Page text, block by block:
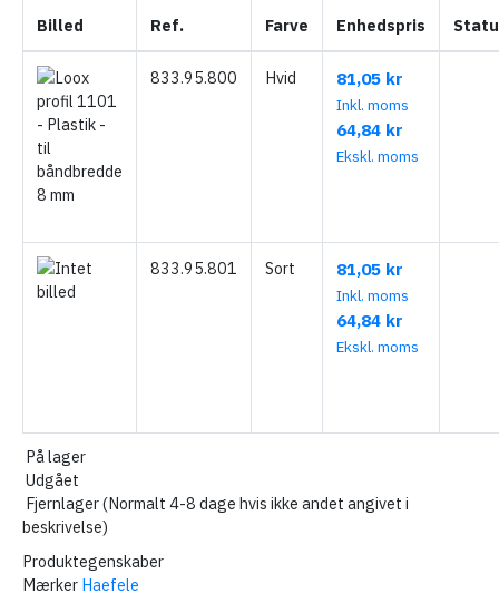
Billed
Ref. Farve Enhedspris
833.95.800 Hvid 81,05 kr
Inkl. moms
64,84 kr
Ekskl. moms
833.95.801 Sort 81,05 kr
Inkl. moms
64,84 kr
Ekskl. moms
På lager
Udgået
Fjernlager (Normalt 4-8 dage hvis ikke andet angivet i
beskrivelse)
Produktegenskaber
Mærker Haefele